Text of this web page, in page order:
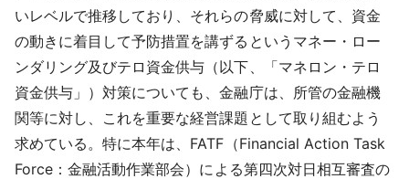
いレベルで推移しており、それらの脅威に対して、資金
の動きに着目して予防措置を講ずるというマネー・ロー
ンダリング及びテロ資金供与（以下、「マネロン・テロ
資金供与」）対策についても、金融庁は、所管の金融機
関等に対し、これを重要な経営課題として取り組むよう
求めている。特に本年は、FATF（Financial Action Task
Force：金融活動作業部会）による第四次対日相互審査の